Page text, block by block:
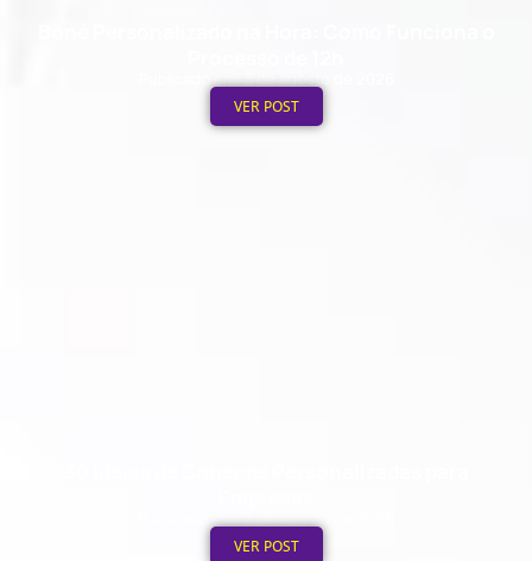
Publicado em: 3 de agosto de 2026
VER POST
Publicado em: 2 de agosto de 2026
VER POST